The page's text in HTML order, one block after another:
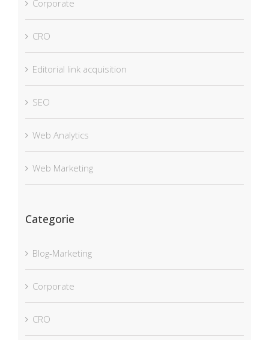
Corporate
CRO
Editorial link acquisition
SEO
Web Analytics
Web Marketing
Categorie
Blog-Marketing
Corporate
CRO